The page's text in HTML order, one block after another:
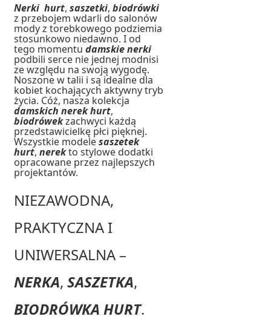
Nerki hurt,saszetki,biodrówki
z przebojem wdarli do salonów
mody z torebkowego podziemia
stosunkowo niedawno. I od
tego momentudamskie nerki
podbili serce nie jednej modnisi
ze względu na swoją wygodę.
Noszone w talii i są idealne dla
kobiet kochających aktywny tryb
życia. Cóż, nasza kolekcja
damskich nerek hurt,
biodrówekzachwyci każdą
przedstawicielkę płci pięknej.
Wszystkie modelesaszetek
hurt,nerekto stylowe dodatki
opracowane przez najlepszych
projektantów.
NIEZAWODNA,
PRAKTYCZNA I
UNIWERSALNA –
NERKA,SASZETKA,
BIODRÓWKA HURT.